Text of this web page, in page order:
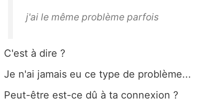
j'ai le même problème parfois
C'est à dire ?
Je n'ai jamais eu ce type de problème...
Peut-être est-ce dû à ta connexion ?